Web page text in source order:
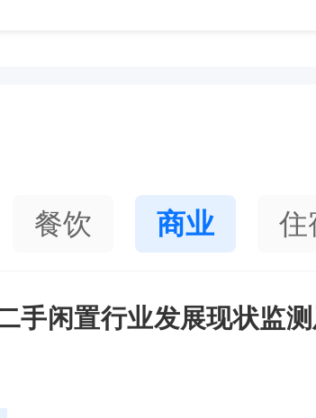
餐饮 商业 住
闲置行业发展现状监测